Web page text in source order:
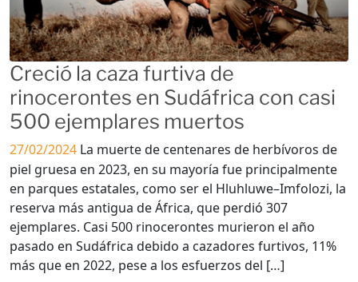
Creció la caza furtiva de
rinocerontes en Sudáfrica con casi
500 ejemplares muertos
27/02/2024 La muerte de centenares de herbívoros de
piel gruesa en 2023, en su mayoría fue principalmente
en parques estatales, como ser el Hluhluwe–Imfolozi, la
reserva más antigua de África, que perdió 307
ejemplares. Casi 500 rinocerontes murieron el año
pasado en Sudáfrica debido a cazadores furtivos, 11%
más que en 2022, pese a los esfuerzos del […]